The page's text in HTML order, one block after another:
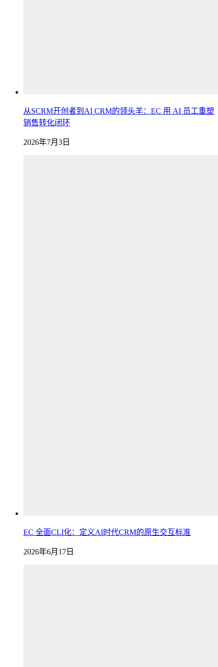
从SCRM开创者到AI CRM的领头羊：EC 用 AI 员工重塑
销售转化闭环
2026年7月3日
EC 全面CLI化：定义AI时代CRM的原生交互标准
2026年6月17日